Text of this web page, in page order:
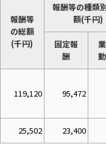
報酬等
の総額
(千円)
報酬等の種類
額(千円)
固定報
酬
119,120 95,472
25,502 23,400